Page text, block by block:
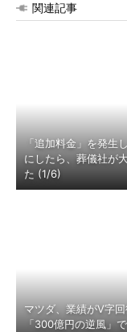
関連記事
「追加料金」を発生
にしたら、葬儀社が
た (1/6)
マツダ、業績がV字
「300億円の逆風」